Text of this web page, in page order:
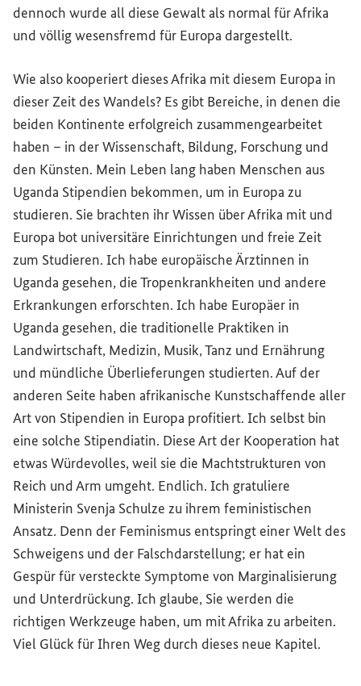
dennoch wurde all diese Gewalt als normal für Afrika
und völlig wesensfremd für Europa dargestellt.
Wie also kooperiert dieses Afrika mit diesem Europa in
dieser Zeit des Wandels? Es gibt Bereiche, in denen die
beiden Kontinente erfolgreich zusammengearbeitet
haben – in der Wissenschaft, Bildung, Forschung und
den Künsten. Mein Leben lang haben Menschen aus
Uganda Stipendien bekommen, um in Europa zu
studieren. Sie brachten ihr Wissen über Afrika mit und
Europa bot universitäre Einrichtungen und freie Zeit
zum Studieren. Ich habe europäische Ärztinnen in
Uganda gesehen, die Tropenkrankheiten und andere
Erkrankungen erforschten. Ich habe Europäer in
Uganda gesehen, die traditionelle Praktiken in
Landwirtschaft, Medizin, Musik, Tanz und Ernährung
und mündliche Überlieferungen studierten. Auf der
anderen Seite haben afrikanische Kunstschaffende aller
Art von Stipendien in Europa profitiert. Ich selbst bin
eine solche Stipendiatin. Diese Art der Kooperation hat
etwas Würdevolles, weil sie die Machtstrukturen von
Reich und Arm umgeht. Endlich. Ich gratuliere
Ministerin Svenja Schulze zu ihrem feministischen
Ansatz. Denn der Feminismus entspringt einer Welt des
Schweigens und der Falschdarstellung; er hat ein
Gespür für versteckte Symptome von Marginalisierung
und Unterdrückung. Ich glaube, Sie werden die
richtigen Werkzeuge haben, um mit Afrika zu arbeiten.
Viel Glück für Ihren Weg durch dieses neue Kapitel.